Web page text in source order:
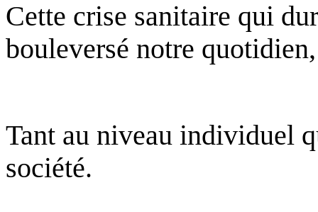
Cette crise sanitaire qui
bouleversé notre quotidien,
Tant au niveau individuel
société.